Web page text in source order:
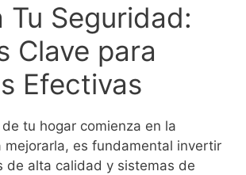
Tu Seguridad:
Clave para
Efectivas
tu hogar comienza en la
mejorarla, es fundamental invertir
de alta calidad y sistemas de